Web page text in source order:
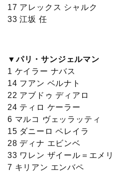
17 アレックス シャルク
33 江坂 任
▼パリ・サンジェルマン
1 ケイラー ナバス
14 フアン ベルナト
22 アブドゥ ディアロ
24 ティロ ケーラー
6 マルコ ヴェッラッティ
15 ダニーロ ペレイラ
28 ディナ エビンベ
33 ワレン ザイール＝エメリ
7 キリアン エンバペ